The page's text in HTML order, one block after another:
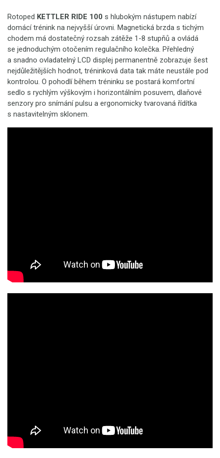
Rotoped KETTLER RIDE 100 s hlubokým nástupem nabízí
domácí trénink na nejvyšší úrovni. Magnetická brzda s tichým
chodem má dostatečný rozsah zátěže 1-8 stupňů a ovládá
se jednoduchým otočením regulačního kolečka. Přehledný
a snadno ovladatelný LCD displej permanentně zobrazuje šest
nejdůležitějších hodnot, tréninková data tak máte neustále pod
kontrolou. O pohodlí během tréninku se postará komfortní
sedlo s rychlým výškovým i horizontálním posuvem, dlaňové
senzory pro snímání pulsu a ergonomicky tvarovaná řídítka
s nastavitelným sklonem.